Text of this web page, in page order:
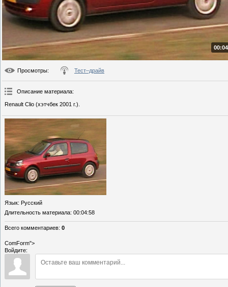
Просмотры: Тест–драйв
Описание материала:
Renault Сlio (хэтчбек 2001 г.).
Язык: Русский
Длительность материала: 00:04:58
Всего комментариев: 0
ComForm">
Войдите: